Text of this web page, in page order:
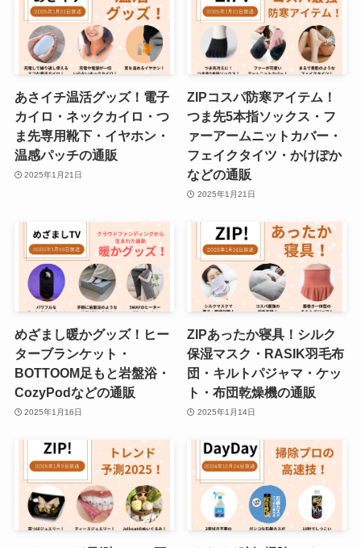
あさイチ温活グッズ！電子
カイロ・ネックカイロ・つ
ま先専用靴下・イヤホン・
温感パッチの通販
2025年1月21日
ZIPコスパ防寒アイテム！
つま先5本指ソックス・フ
ァーアームニットカバー・
フェイクタイツ・かけぽか
などの通販
2025年1月21日
めざまし暖かグッズ！ヒー
ターブランケット・
BOTTOOM足もと岩盤浴・
CozyPodなどの通販
2025年1月16日
ZIPあったか寝具！シルク
保湿マスク・RASIK羽毛布
団・キルトパジャマ・ケッ
ト・布団乾燥機の通販
2025年1月14日